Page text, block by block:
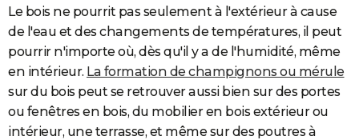
COPAINS D'AVANT
S'inscrire
Se connecter
Lycées
Collèges
Primaires
Universités
Entreprises
Service militaire
Avis de recherche
AVIS DE DÉCÈS
FORUM
Bricolage
Lifestyle
Culture
Sport
Auto
Television
Voyage
Cinema
Le bois ne pourrit pas seulement à l'extérieur à cause
de l'eau et des changements de températures, il peut
pourrir n'importe où, dès qu'il y a de l'humidité, même
en intérieur. La formation de champignons ou mérule
sur du bois peut se retrouver aussi bien sur des portes
ou fenêtres en bois, du mobilier en bois extérieur ou
intérieur, une terrasse, et même sur des poutres à